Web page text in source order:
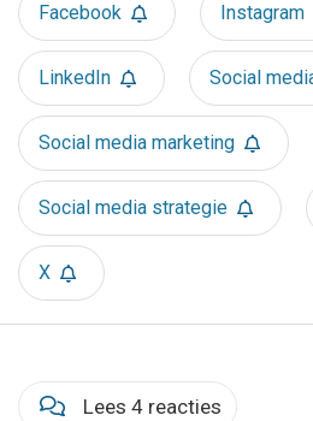
Facebook Instagram
LinkedIn Social
Social media marketing
Social media strategie
X
Lees 4 reacties